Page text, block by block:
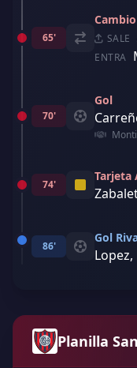
65'
Cambio
SALE
ENTRA
70'
Gol
74'
Tarjeta
86'
Gol
Planilla